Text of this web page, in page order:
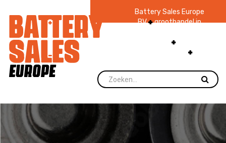
Battery Sales Europe
BV groothandel in
zaklampen Ruim 48
jaar ervaring
voorraad.